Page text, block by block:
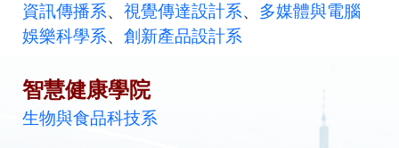
資訊傳播系、 視覺傳達設計系、 多媒體與電腦
娛樂科學系、 創新產品設計系
智慧健康學院
生物與食品科技系